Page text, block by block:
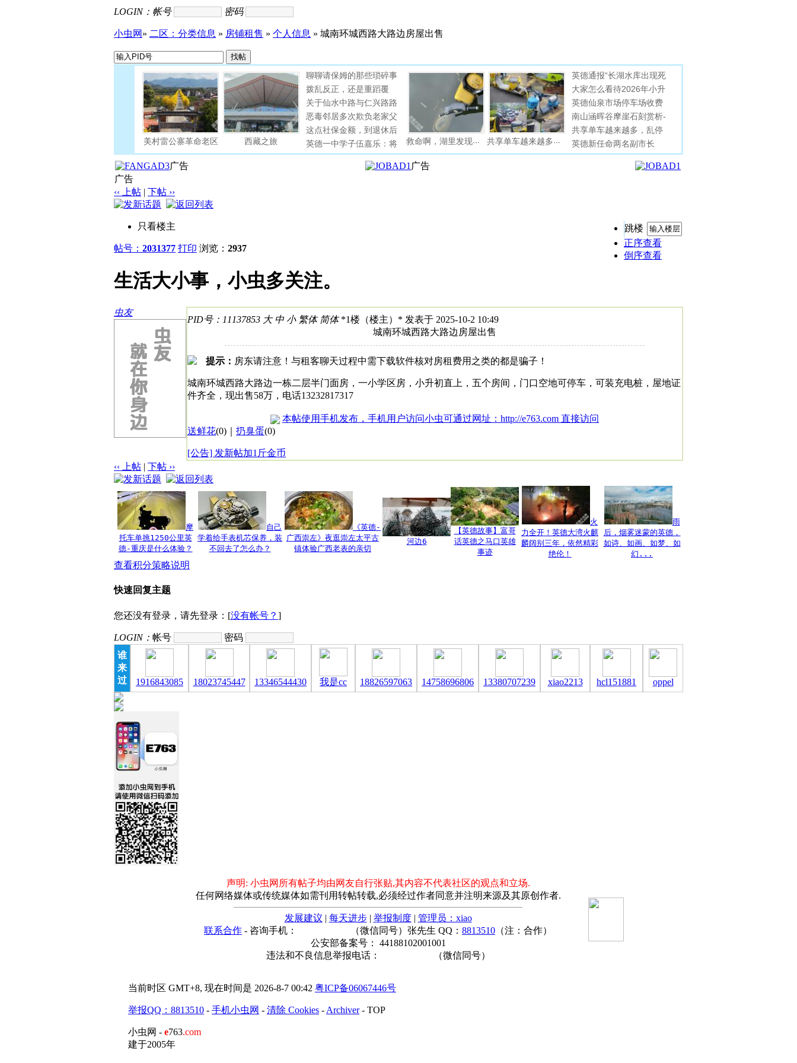
LOGIN： 帐号 密码
小虫网 » 二区：分类信息 » 房铺租售 » 个人信息 » 城南环城西路大路边房屋出售
广告
广告
广告
‹‹ 上帖 | 下帖 ››
跳楼
正序查看
倒序查看
只看楼主
帖号： 2031377 打印 浏览： 2937
生活大小事，小虫多关注。
虫友
PID号：11137853 大 中 小 繁体 简体*1楼（楼主） * 发表于 2025-10-2 10:49
城南环城西路大路边房屋出售
提示： 房东请注意！与租客聊天过程中需下载软件核对房租费用之类的都是骗子！
城南环城西路大路边一栋二层半门面房，一小学区房，小升初直上，五个房间，门口空地可停车，可装充电桩，屋地证
件齐全，现出售58万，电话13232817317
本帖使用手机发布，手机用户访问小虫可通过网址：http://e763.com 直接访问
送鲜花(0)｜ 扔臭蛋(0)
[公告] 发新帖加1斤金币
‹‹ 上帖 | 下帖 ››
摩
托车单挑1250公里英
德-重庆是什么体验？
自己
学着给手表机芯保养，装
不回去了怎么办？
《英德-
广西崇左》夜逛崇左太平古
镇体验广西老表的亲切
河边6
【英德故事】富哥
话英德之马口英雄
事迹
火
力全开！英德大湾火麒
麟阔别三年，依然精彩
绝伦！
雨
后，烟雾迷蒙的英德，
如诗、如画、如梦、如
幻...
查看积分策略说明
快速回复主题
您还没有登录，请先登录：[没有帐号？ ]
LOGIN： 帐号
密码
谁
来
过
1916843085 18023745447 13346544430 我是cc 18826597063 14758696806 13380707239 xiao2213 hcl151881 oppel
声明: 小虫网所有帖子均由网友自行张贴,其内容不代表社区的观点和立场.
任何网络媒体或传统媒体如需刊用转帖转载,必须经过作者同意并注明来源及其原创作者.
发展建议 | 每天进步| 举报制度| 管理员：xiao
联系合作 - 咨询手机： （微信同号）张先生 QQ： 8813510 （注：合作）
公安部备案号： 44188102001001
违法和不良信息举报电话：
（微信同号）
当前时区 GMT+8, 现在时间是 2026-8-7 00:42 粤ICP备06067446号
举报QQ：8813510 - 手机小虫网 - 清除 Cookies - Archiver- TOP
小虫网 - e763.com
建于2005年